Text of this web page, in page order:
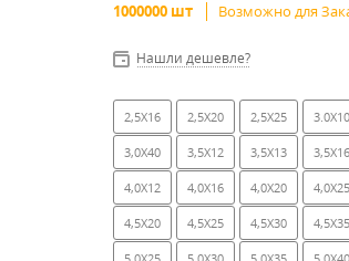
1000000 шт Возможно для
Нашли дешевле?
2,5X16 2,5X20 2,5X25 3.0X10
3,0X40 3,5X12 3,5X13 3,5X16
4,0X12 4,0X16 4,0X20 4,0X25
4,5X20 4,5X25 4,5X30 4,5X35